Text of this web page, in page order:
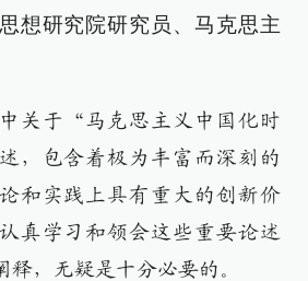
想研究院研究员、马克思主
关于“马克思主义中国化时
，包含着极为丰富而深刻的
和实践上具有重大的创新价
真学习和领会这些重要论述
释，无疑是十分必要的。